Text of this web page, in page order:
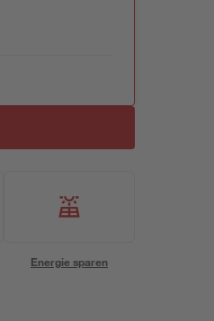
Energie sparen